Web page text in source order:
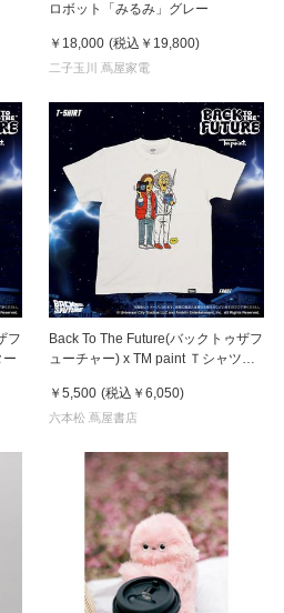
ロボット「みるみ」グレー
￥18,000 (税込 ￥19,800)
二子玉川 蔦屋家電
フ
ー
Back To The Future(バックトゥザフ
ューチャー) x TM paint Ｔシャツ
￥5,500 (税込 ￥6,050)
六本松 蔦屋書店